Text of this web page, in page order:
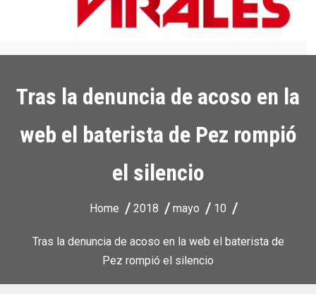
Tras la denuncia de acoso en la
web el baterista de Pez rompió
el silencio
Home 2018 mayo 10
Tras la denuncia de acoso en la web el baterista de
Pez rompió el silencio